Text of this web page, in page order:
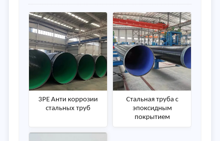
3PE Анти коррозии
стальных труб
Стальная труба с
эпоксидным
покрытием